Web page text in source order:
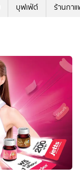
บุฟเฟ่ต์ ร้านกา